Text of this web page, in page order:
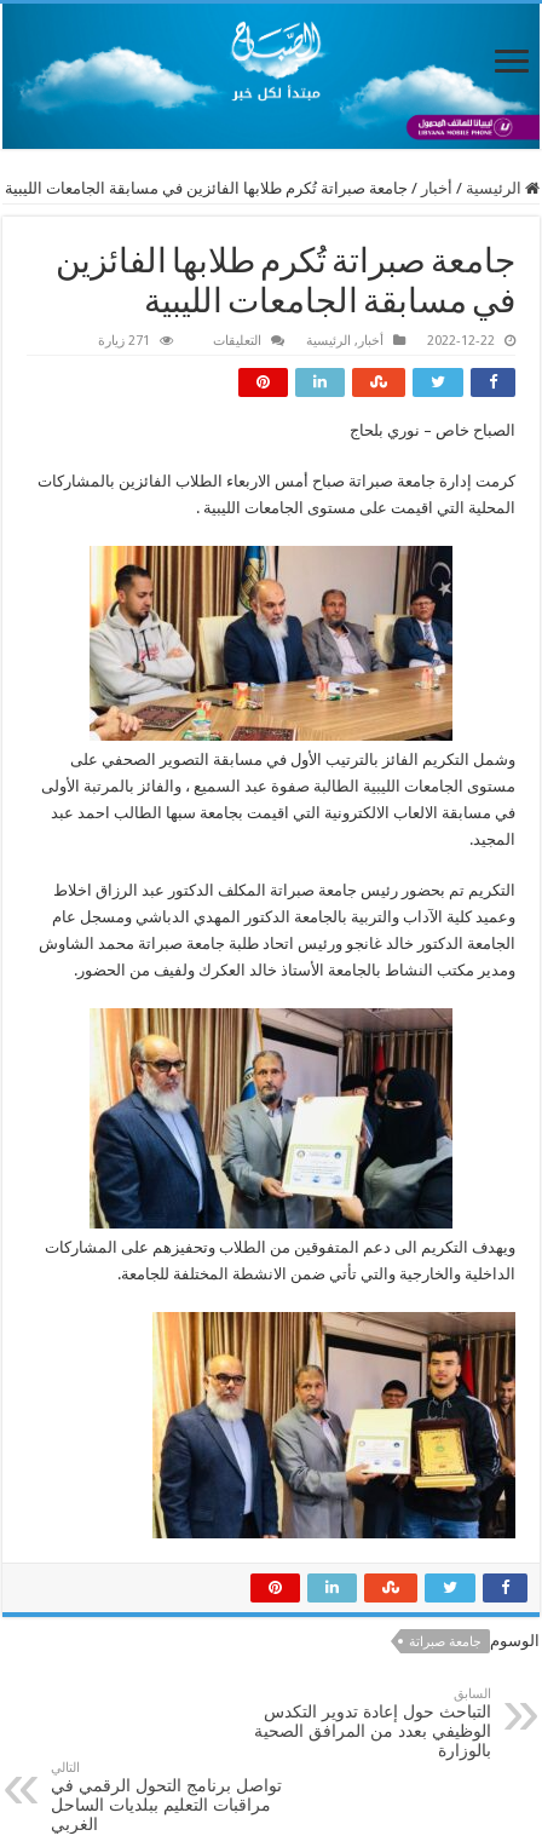
الرئيسية / أخبار / جامعة صبراتة تُكرم طلابها الفائزين في مسابقة الجامعات الليبية
جامعة صبراتة تُكرم طلابها الفائزين
في مسابقة الجامعات الليبية
2022-12-22 أخبار , الرئيسية التعليقات
الليبية
271 زيارة
الصباح خاص – نوري بلحاج
كرمت إدارة جامعة صبراتة صباح أمس الاربعاء الطلاب الفائزين بالمشاركات
المحلية التي اقيمت على مستوى الجامعات الليبية .
وشمل التكريم الفائز بالترتيب الأول في مسابقة التصوير الصحفي على
مستوى الجامعات الليبية الطالبة صفوة عبد السميع ، والفائز بالمرتبة الأولى
في مسابقة الالعاب الالكترونية التي اقيمت بجامعة سبها الطالب احمد عبد
المجيد.
التكريم تم بحضور رئيس جامعة صبراتة المكلف الدكتور عبد الرزاق اخلاط
وعميد كلية الآداب والتربية بالجامعة الدكتور المهدي الدباشي ومسجل عام
الجامعة الدكتور خالد غانجو ورئيس اتحاد طلبة جامعة صبراتة محمد الشاوش
ومدير مكتب النشاط بالجامعة الأستاذ خالد العكرك ولفيف من الحضور.
ويهدف التكريم الى دعم المتفوقين من الطلاب وتحفيزهم على المشاركات
الداخلية والخارجية والتي تأتي ضمن الانشطة المختلفة للجامعة.
الوسوم جامعة صبراتة
السابق
التباحث حول إعادة تدوير التكدس
الوظيفي بعدد من المرافق الصحية
بالوزارة
التالي
تواصل برنامج التحول الرقمي في
مراقبات التعليم ببلديات الساحل
الغربي